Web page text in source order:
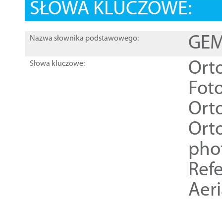
SŁOWA KLUCZOWE:
Nazwa słownika podstawowego:
Słowa kluczowe: